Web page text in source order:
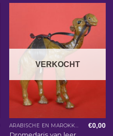
VERKOCHT
ARABISCHE EN MAROKKAANSE WOONACCESSOIRES
Dromedaris van leer
€0,00